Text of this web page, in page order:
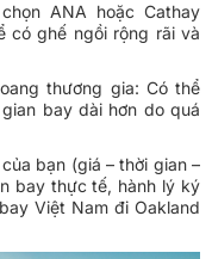
ANA hoặc Cathay
có ghế ngồi rộng rãi và
thương gia: Có thể
bay dài hơn do quá
bạn (giá – thời gian –
bay thực tế, hành lý ký
Việt Nam đi Oakland